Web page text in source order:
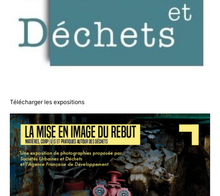
Télécharger les expositions